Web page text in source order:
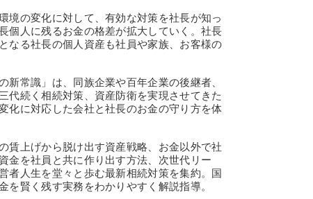
の変化に対して、有効な対策を社長が知っ
個人に残るお金の格差が拡大していく。社長
なる社長の個人資産も社員や家族、お客様の
常識」は、同族企業や百年企業の後継者、
代続く相続対策、資産防衛を実現させてきた
化に対応した会社と社長のお金の守り方を体
賃上げから脱け出す資産戦略、お金以外で社
金を社員と共に作り出す方法、次世代リー
者人生を堂々と歩む最新相続対策を集約。国
を賢く残す実務をわかりやすく解説指導。